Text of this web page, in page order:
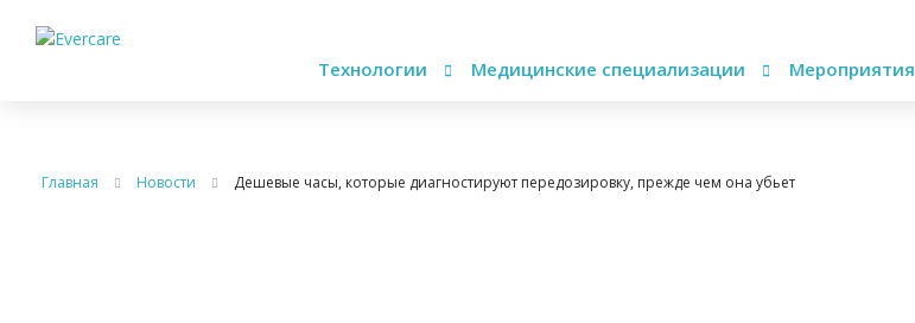
Технологии Медицинские специализации Мероприятия
Главная Новости Дешевые часы, которые диагностируют передозировку, прежде чем она убьет